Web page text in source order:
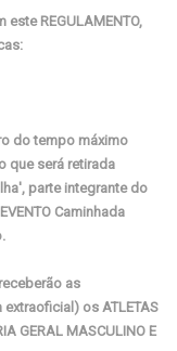
REGULAMENTO,
do tempo máximo
que será retirada
parte integrante do
Caminhada
as
os ATLETAS
GERAL MASCULINO E